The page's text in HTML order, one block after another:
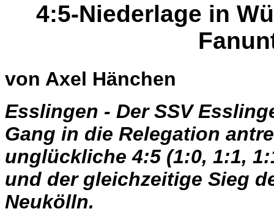
4:5-Niederlage in
von Axel Hänchen
Esslingen - Der SSV
Gang in die Relegation
unglückliche 4:5 (1:0, 1:1,
und der gleichzeitige Sieg
Neukölln.